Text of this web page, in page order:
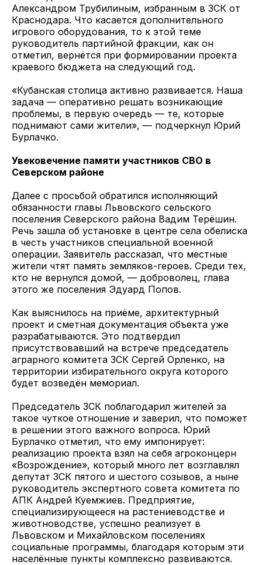
Александром Трубилиным, избранным в ЗСК от
Краснодара. Что касается дополнительного
игрового оборудования, то к этой теме
руководитель партийной фракции, как он
отметил, вернётся при формировании проекта
краевого бюджета на следующий год.
«Кубанская столица активно развивается. Наша
задача — оперативно решать возникающие
проблемы, в первую очередь — те, которые
поднимают сами жители», — подчеркнул Юрий
Бурлачко.
Увековечение памяти участников СВО в
Северском районе
Далее с просьбой обратился исполняющий
обязанности главы Львовского сельского
поселения Северского района Вадим Терёшин.
Речь зашла об установке в центре села обелиска
в честь участников специальной военной
операции. Заявитель рассказал, что местные
жители чтят память земляков-героев. Среди тех,
кто не вернулся домой, — доброволец, глава
этого же поселения Эдуард Попов.
Как выяснилось на приёме, архитектурный
проект и сметная документация объекта уже
разрабатываются. Это подтвердил
присутствовавший на встрече председатель
аграрного комитета ЗСК Сергей Орленко, на
территории избирательного округа которого
будет возведён мемориал.
Председатель ЗСК поблагодарил жителей за
такое чуткое отношение и заверил, что поможет
в решении этого важного вопроса. Юрий
Бурлачко отметил, что ему импонирует:
реализацию проекта взял на себя агроконцерн
«Возрождение», который много лет возглавлял
депутат ЗСК пятого и шестого созывов, а ныне
руководитель экспертного совета комитета по
АПК Андрей Куемжиев. Предприятие,
специализирующееся на растениеводстве и
животноводстве, успешно реализует в
Львовском и Михайловском поселениях
социальные программы, благодаря которым эти
населённые пункты комплексно развиваются.